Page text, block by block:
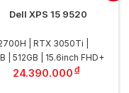
1080)
Dell XPS 15 9520
| RTX 3050Ti |
| 512GB | 15.6inch FHD+
24.390.000 đ